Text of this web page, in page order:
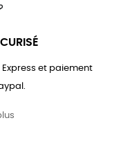
et paiement